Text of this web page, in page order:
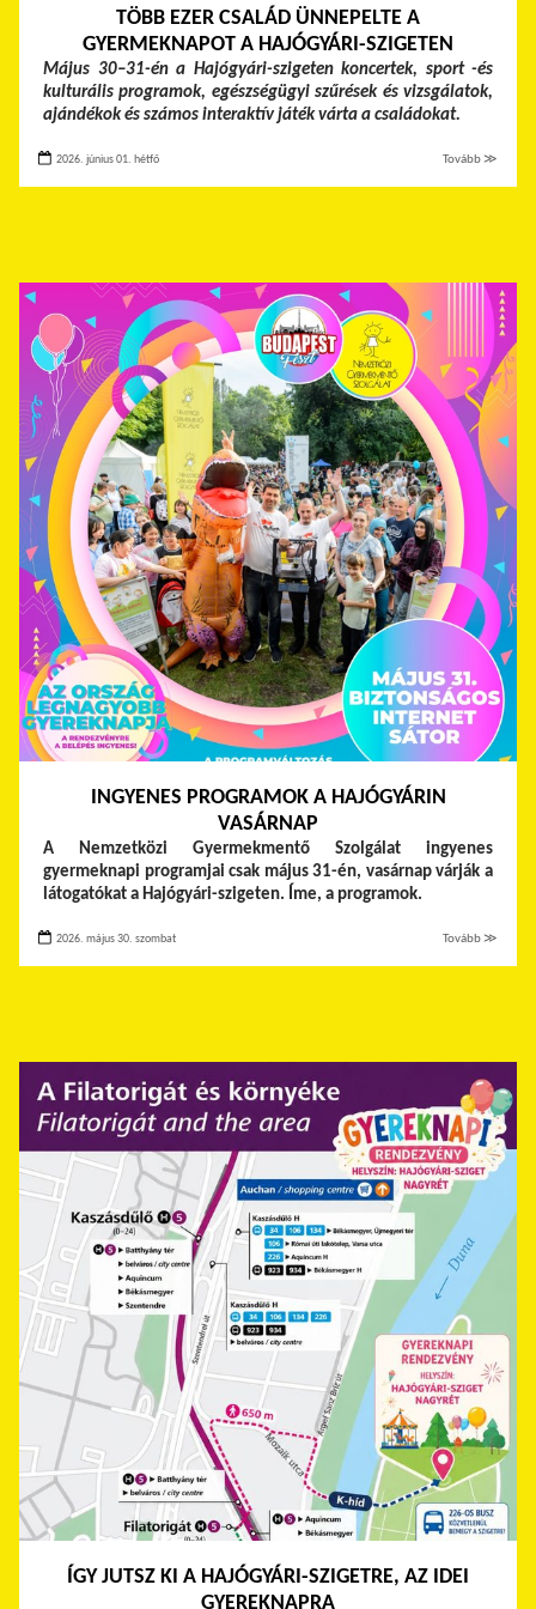
TÖBB EZER CSALÁD ÜNNEPELTE A
GYERMEKNAPOT A HAJÓGYÁRI-SZIGETEN
Május 30–31-én a Hajógyári-szigeten koncertek, sport -és
kulturális programok, egészségügyi szűrések és vizsgálatok,
ajándékok és számos interaktív játék várta a családokat.
2026. június 01. hétfő Tovább ≫
INGYENES PROGRAMOK A HAJÓGYÁRIN
VASÁRNAP
A Nemzetközi Gyermekmentő Szolgálat ingyenes
gyermeknapi programjai csak május 31-én, vasárnap várják a
látogatókat a Hajógyári-szigeten. Íme, a programok.
2026. május 30. szombat Tovább ≫
ÍGY JUTSZ KI A HAJÓGYÁRI-SZIGETRE, AZ IDEI
GYEREKNAPRA